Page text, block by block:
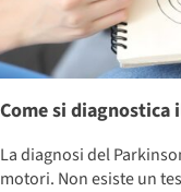
Come si diagnostica
La diagnosi del
motori. Non esiste un